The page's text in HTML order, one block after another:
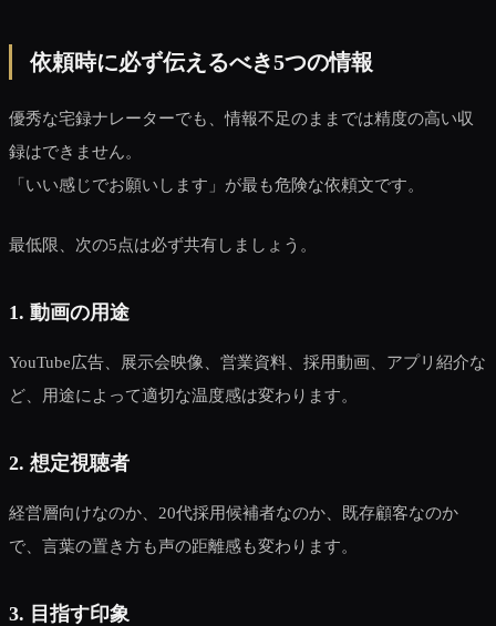
依頼時に必ず伝えるべき5つの情報
優秀な宅録ナレーターでも、情報不足のままでは精度の高い収
録はできません。
「いい感じでお願いします」が最も危険な依頼文です。
最低限、次の5点は必ず共有しましょう。
1. 動画の用途
YouTube広告、展示会映像、営業資料、採用動画、アプリ紹介な
ど、用途によって適切な温度感は変わります。
2. 想定視聴者
経営層向けなのか、20代採用候補者なのか、既存顧客なのか
で、言葉の置き方も声の距離感も変わります。
3. 目指す印象